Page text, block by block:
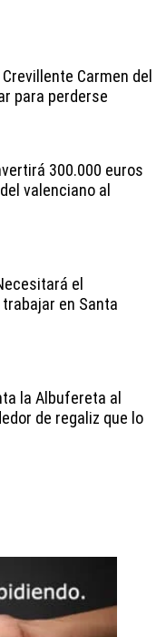
Carmen del
para perderse
300.000 euros
valenciano al
el
en Santa
la Albufereta al
de regaliz que lo